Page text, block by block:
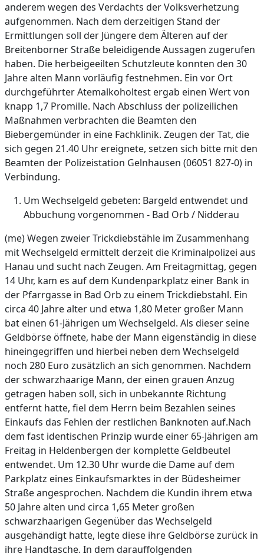
anderem wegen des Verdachts der Volksverhetzung
aufgenommen. Nach dem derzeitigen Stand der
Ermittlungen soll der Jüngere dem Älteren auf der
Breitenborner Straße beleidigende Aussagen zugerufen
haben. Die herbeigeeilten Schutzleute konnten den 30
Jahre alten Mann vorläufig festnehmen. Ein vor Ort
durchgeführter Atemalkoholtest ergab einen Wert von
knapp 1,7 Promille. Nach Abschluss der polizeilichen
Maßnahmen verbrachten die Beamten den
Biebergemünder in eine Fachklinik. Zeugen der Tat, die
sich gegen 21.40 Uhr ereignete, setzen sich bitte mit den
Beamten der Polizeistation Gelnhausen (06051 827-0) in
Verbindung.
Um Wechselgeld gebeten: Bargeld entwendet und
Abbuchung vorgenommen - Bad Orb / Nidderau
(me) Wegen zweier Trickdiebstähle im Zusammenhang
mit Wechselgeld ermittelt derzeit die Kriminalpolizei aus
Hanau und sucht nach Zeugen. Am Freitagmittag, gegen
14 Uhr, kam es auf dem Kundenparkplatz einer Bank in
der Pfarrgasse in Bad Orb zu einem Trickdiebstahl. Ein
circa 40 Jahre alter und etwa 1,80 Meter großer Mann
bat einen 61-Jährigen um Wechselgeld. Als dieser seine
Geldbörse öffnete, habe der Mann eigenständig in diese
hineingegriffen und hierbei neben dem Wechselgeld
noch 280 Euro zusätzlich an sich genommen. Nachdem
der schwarzhaarige Mann, der einen grauen Anzug
getragen haben soll, sich in unbekannte Richtung
entfernt hatte, fiel dem Herrn beim Bezahlen seines
Einkaufs das Fehlen der restlichen Banknoten auf.Nach
dem fast identischen Prinzip wurde einer 65-Jährigen am
Freitag in Heldenbergen der komplette Geldbeutel
entwendet. Um 12.30 Uhr wurde die Dame auf dem
Parkplatz eines Einkaufsmarktes in der Büdesheimer
Straße angesprochen. Nachdem die Kundin ihrem etwa
50 Jahre alten und circa 1,65 Meter großen
schwarzhaarigen Gegenüber das Wechselgeld
ausgehändigt hatte, legte diese ihre Geldbörse zurück in
ihre Handtasche. In dem darauffolgenden